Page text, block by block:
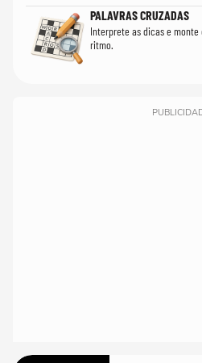
PALAVRAS CRUZADAS
Interprete as dicas e
ritmo.